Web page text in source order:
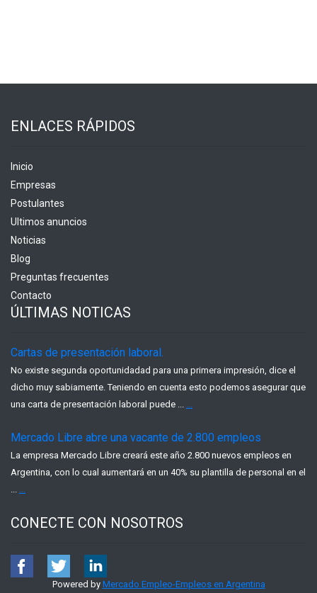
ENLACES RÁPIDOS
Inicio
Empresas
Postulantes
Ultimos anuncios
Noticias
Blog
Preguntas frecuentes
Contacto
ÚLTIMAS NOTICAS
Cartas de presentación laboral.
No existe segunda oportunidadad para una primera impresión, dice el
dicho muy sabiamente. Teniendo en cuenta esto podemos asegurar que
una carta de presentación laboral puede ... ...
Mercado Libre abre una vacante de 2.800 empleos
La empresa Mercado Libre creará este año 2.800 nuevos empleos en
Argentina, con lo cual aumentará en un 40% su plantilla de personal en el
... ...
CONECTE CON NOSOTROS
Powered by Mercado Empleo-Empleos en Argentina